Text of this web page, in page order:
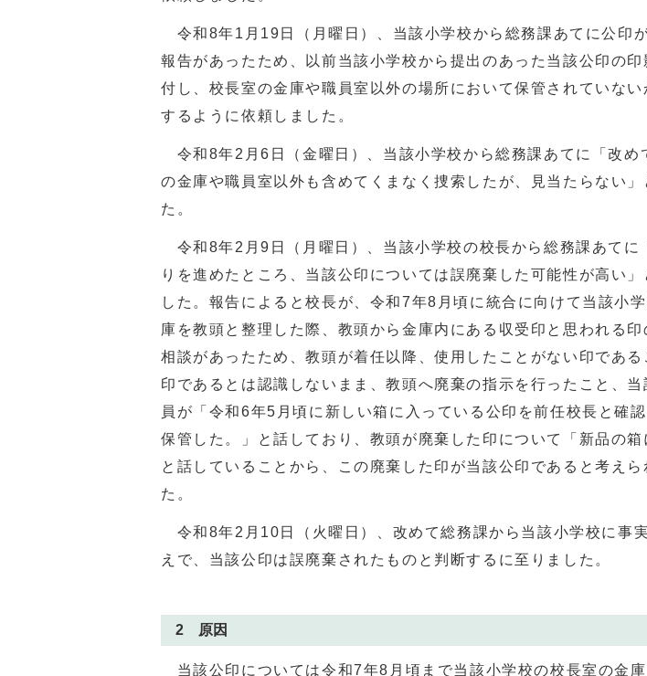
令和8年1月19日（月曜日）、当該小学校から総務課あてに公印
報告があったため、以前当該小学校から提出のあった当該公印の印
付し、校長室の金庫や職員室以外の場所において保管されていない
するように依頼しました。
令和8年2月6日（金曜日）、当該小学校から総務課あてに「改め
の金庫や職員室以外も含めてくまなく捜索したが、見当たらない」
た。
令和8年2月9日（月曜日）、当該小学校の校長から総務課あてに
りを進めたところ、当該公印については誤廃棄した可能性が高い」
した。報告によると校長が、令和7年8月頃に統合に向けて当該小
庫を教頭と整理した際、教頭から金庫内にある収受印と思われる印
相談があったため、教頭が着任以降、使用したことがない印である
印であるとは認識しないまま、教頭へ廃棄の指示を行ったこと、
員が「令和6年5月頃に新しい箱に入っている公印を前任校長と確
保管した。」と話しており、教頭が廃棄した印について「新品の箱
と話していることから、この廃棄した印が当該公印であると考えら
た。
令和8年2月10日（火曜日）、改めて総務課から当該小学校に事
えで、当該公印は誤廃棄されたものと判断するに至りました。
2 原因
当該公印については令和7年8月頃まで当該小学校の校長室の金